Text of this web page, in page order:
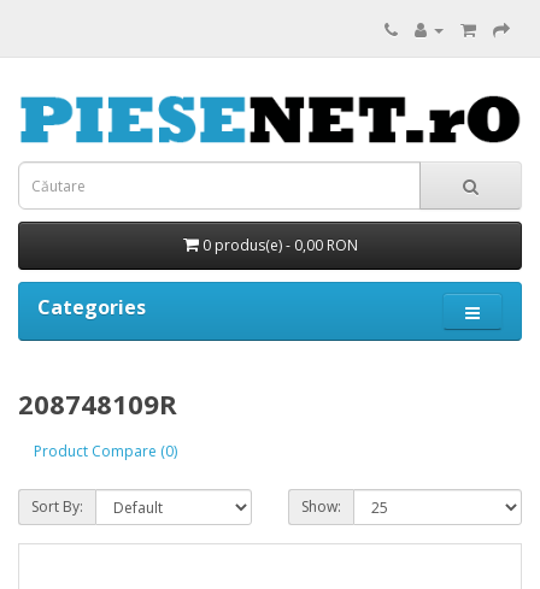
0 produs(e) - 0,00 RON
Categories
208748109R
Product Compare (0)
Sort By: Show: